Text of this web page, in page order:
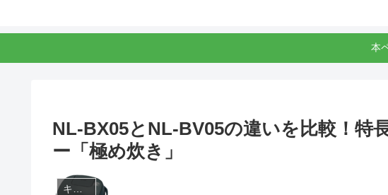
本
NL-BX05とNL-BV05の違いを比較！特
ー「極め炊き」